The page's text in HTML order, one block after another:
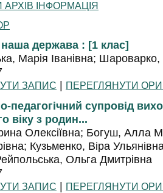
ІНФОРМАЦІЯ
наша держава : [1 клас]
Марія Іванівна;
ЗАПИС | ПЕРЕГЛЯНУТИ
педагогічний супровід
віку з родин...
Олексіївна; Богуш, Алла
Кузьменко, Віра
Ольга Дмитрівна
ЗАПИС | ПЕРЕГЛЯНУТИ